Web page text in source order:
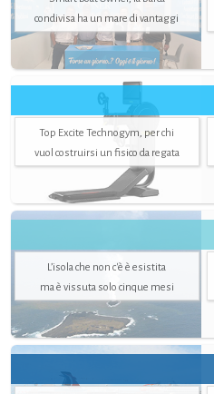
condivisa ha un mare di vantaggi
Top Excite Technogym, per chi
vuol costruirsi un fisico da regata
L’isola che non c'è è esistita
ma è vissuta solo cinque mesi